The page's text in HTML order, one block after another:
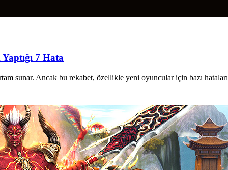
7 Hata
sunar. Ancak bu rekabet, özellikle yeni oyuncular için bazı